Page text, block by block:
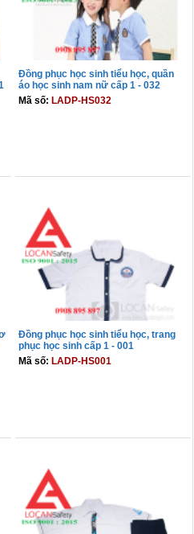
Đồng phục học sinh tiểu học, quần
áo học sinh nam nữ cấp 1 - 032
Mã số: LADP-HS032
Đồng phục học sinh tiểu học, trang
phục học sinh cấp 1 - 001
Mã số: LADP-HS001